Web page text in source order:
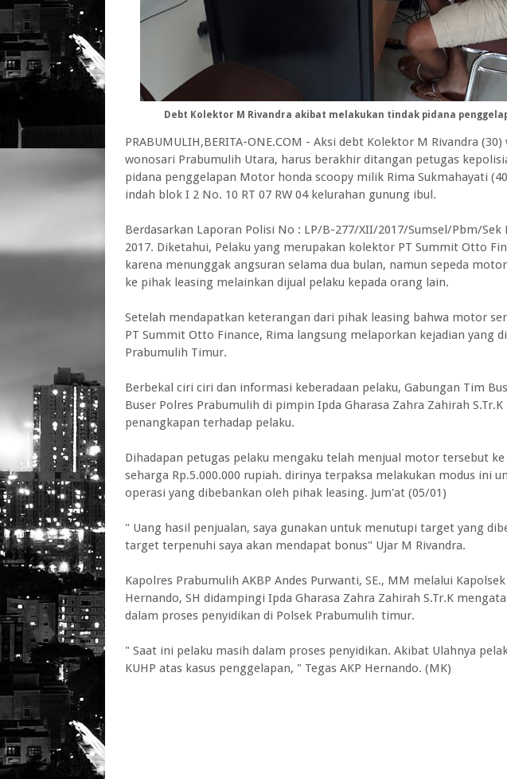
Debt Kolektor M Rivandra akibat melakukan tindak pidana
PRABUMULIH,BERITA-ONE.COM - Aksi debt Kolektor M Rivandra
wonosari Prabumulih Utara, harus berakhir ditangan petugas
pidana penggelapan Motor honda scoopy milik Rima Sukmahayati
indah blok I 2 No. 10 RT 07 RW 04 kelurahan gunung ibul.
Berdasarkan Laporan Polisi No : LP/B-277/XII/2017/Sumsel/Pbm/
2017. Diketahui, Pelaku yang merupakan kolektor PT Summit Otto
karena menunggak angsuran selama dua bulan, namun sepeda
ke pihak leasing melainkan dijual pelaku kepada orang lain.
Setelah mendapatkan keterangan dari pihak leasing bahwa motor
PT Summit Otto Finance, Rima langsung melaporkan kejadian yang
Prabumulih Timur.
Berbekal ciri ciri dan informasi keberadaan pelaku, Gabungan Tim
Buser Polres Prabumulih di pimpin Ipda Gharasa Zahra Zahirah
penangkapan terhadap pelaku.
Dihadapan petugas pelaku mengaku telah menjual motor tersebut
seharga Rp.5.000.000 rupiah. dirinya terpaksa melakukan modus ini
operasi yang dibebankan oleh pihak leasing. Jum'at (05/01)
" Uang hasil penjualan, saya gunakan untuk menutupi target yang
target terpenuhi saya akan mendapat bonus" Ujar M Rivandra.
Kapolres Prabumulih AKBP Andes Purwanti, SE., MM melalui
Hernando, SH didampingi Ipda Gharasa Zahra Zahirah S.Tr.K
dalam proses penyidikan di Polsek Prabumulih timur.
" Saat ini pelaku masih dalam proses penyidikan. Akibat Ulahnya
KUHP atas kasus penggelapan, " Tegas AKP Hernando. (MK)